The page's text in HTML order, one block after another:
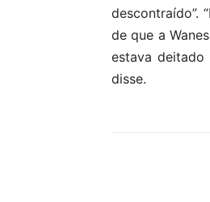
descontraído”.
de que a
estava deitado
disse.